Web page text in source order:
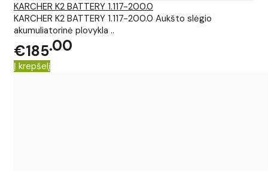
KARCHER K2 BATTERY 1.117-200.0
KARCHER K2 BATTERY 1.117-200.0 Aukšto slėgio
akumuliatorinė plovykla ..
€18500
Į krepšelį